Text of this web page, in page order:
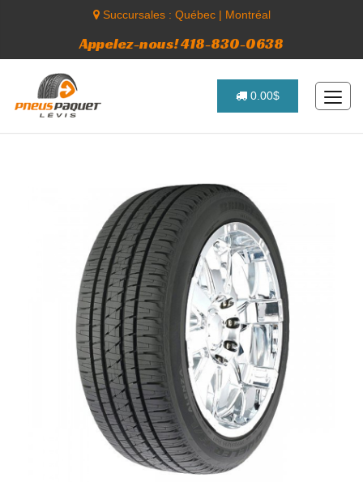
Succursales : Québec| Montréal
Appelez-nous! 418-830-0638
0.00$